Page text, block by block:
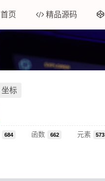
首页 精品源码
坐标
684 函数 662 元素 573